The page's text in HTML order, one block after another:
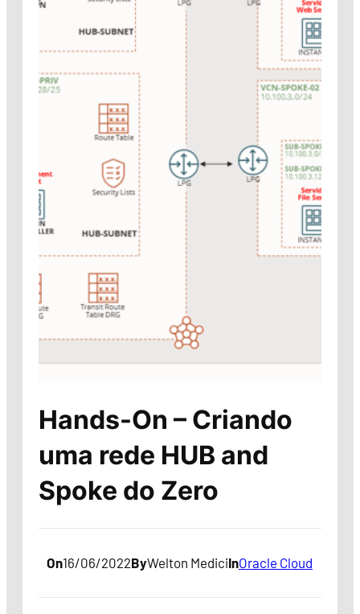
Hands-On – Criando
uma rede HUB and
Spoke do Zero
On16/06/2022ByWelton MediciInOracle Cloud